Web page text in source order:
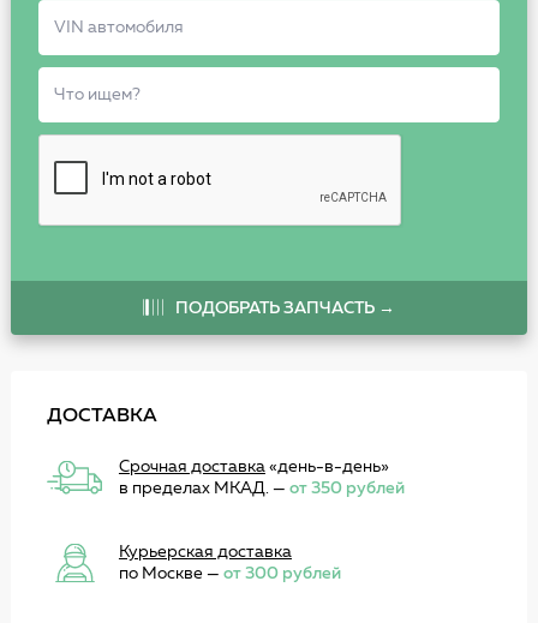
ПОДОБРАТЬ ЗАПЧАСТЬ →
ДОСТАВКА
Срочная доставка«день-в-день»
в пределах МКАД. — от 350 рублей
Курьерская доставка
по Москве — от 300 рублей